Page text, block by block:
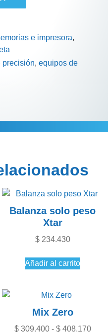
e impresora,
precisión, equipos de
Información adicional
Balanza solo peso
Xtar
$234.430
Añadir al carrito
Mix Zero
$309.400 - $408.170